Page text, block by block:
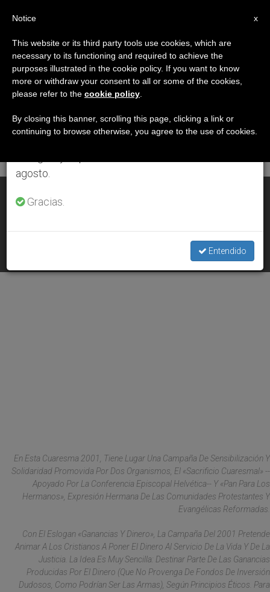
MES
Marzo, 2001
ÚLTIMAS NOTICIAS
MAR 30, 2001 00:00
En Esta Cuaresma 2001, Tiene Lugar Una Campaña De Sensibilización Y
Solidaridad Promovida Por Dos Organismos, El «Sacrificio Cuaresmal» --
Apoyado Por La Conferencia Episcopal Helvética-- Y «Pan Para Los
Hermanos», Expresión Hermana De Las Comunidades Protestantes Y
Evangélicas Reformadas.
Con El Eslogan «Ganancias Y Dinero», La Campaña Del 2001 Pretende
Animar A Los Cristianos A Poner El Dinero Al Servicio De La Vida Y De La
Justicia. La Idea Es Muy Sencilla: Destinar Parte De Las Ganancias
Producidas Por El Dinero (que No Provenga De Fondos De Inversión
Dudosos, Como Podrían Ser Las Armas), Según Principios Éticos. Para
×
Aviso importante
Del 27 de julio al 7 de agosto haremos la pausa
anual, aprovechando que en el periodo de verano
se generan menos informaciones y también el
agosto.
Gracias.
Entendido
x
Notice
This website or its third party tools use cookies, which are
necessary to its functioning and required to achieve the
purposes illustrated in the cookie policy. If you want to know
more or withdraw your consent to all or some of the cookies,
please refer to the cookie policy
By closing this banner, scrolling this page, clicking a link or
continuing to browse otherwise, you agree to the use of cookies.